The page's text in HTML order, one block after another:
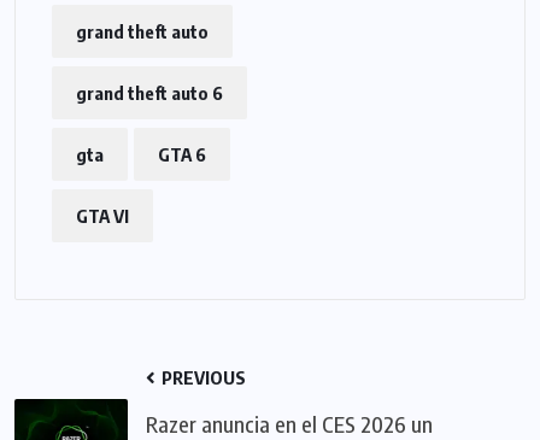
grand theft auto
grand theft auto 6
gta GTA 6
GTA VI
PREVIOUS
Razer anuncia en el CES 2026 un